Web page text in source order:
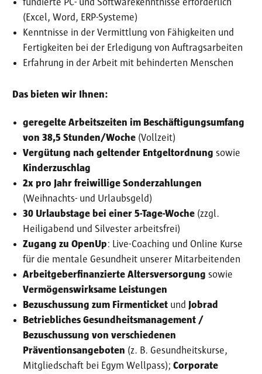
fundierte PC- und Softwarekenntnisse erforderlich
(Excel, Word, ERP-Systeme)
Kenntnisse in der Vermittlung von Fähigkeiten und
Fertigkeiten bei der Erledigung von Auftragsarbeiten
Erfahrung in der Arbeit mit behinderten Menschen
Das bieten wir Ihnen:
geregelte Arbeitszeiten im Beschäftigungsumfang
von 38,5 Stunden/Woche (Vollzeit)
Vergütung nach geltender Entgeltordnung sowie
Kinderzuschlag
2x pro Jahr freiwillige Sonderzahlungen
(Weihnachts- und Urlaubsgeld)
30 Urlaubstage bei einer 5-Tage-Woche (zzgl.
Heiligabend und Silvester arbeitsfrei)
Zugang zu OpenUp: Live-Coaching und Online Kurse
für die mentale Gesundheit unserer Mitarbeitenden
Arbeitgeberfinanzierte Altersversorgung sowie
Vermögenswirksame Leistungen
Bezuschussung zum Firmenticket und Jobrad
Betriebliches Gesundheitsmanagement /
Bezuschussung von verschiedenen
Präventionsangeboten (z. B. Gesundheitskurse,
Mitgliedschaft bei Egym Wellpass); Corporate